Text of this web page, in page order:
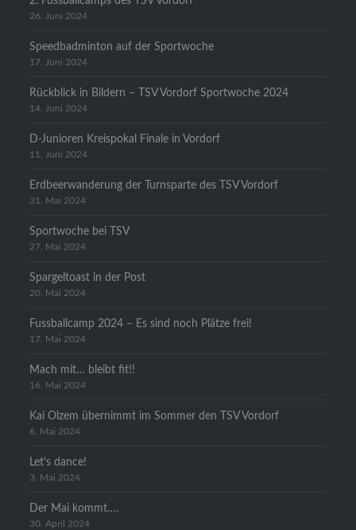
26. Juni 2024
Speedbadminton auf der Sportwoche
17. Juni 2024
Rückblick in Bildern – TSV Vordorf Sportwoche 2024
14. Juni 2024
D-Junioren Kreispokal Finale in Vordorf
11. Juni 2024
Erdbeerwanderung der Turnsparte des TSV Vordorf
31. Mai 2024
Sportwoche bei TSV
27. Mai 2024
Spargeltoast in der Post
20. Mai 2024
Fussballcamp 2024 – Es sind noch Plätze frei!
17. Mai 2024
Mach mit… bleibt fit!!
16. Mai 2024
Kai Olzem übernimmt im Sommer den TSV Vordorf
6. Mai 2024
Let’s dance!
3. Mai 2024
Der Mai kommt….
30. April 2024